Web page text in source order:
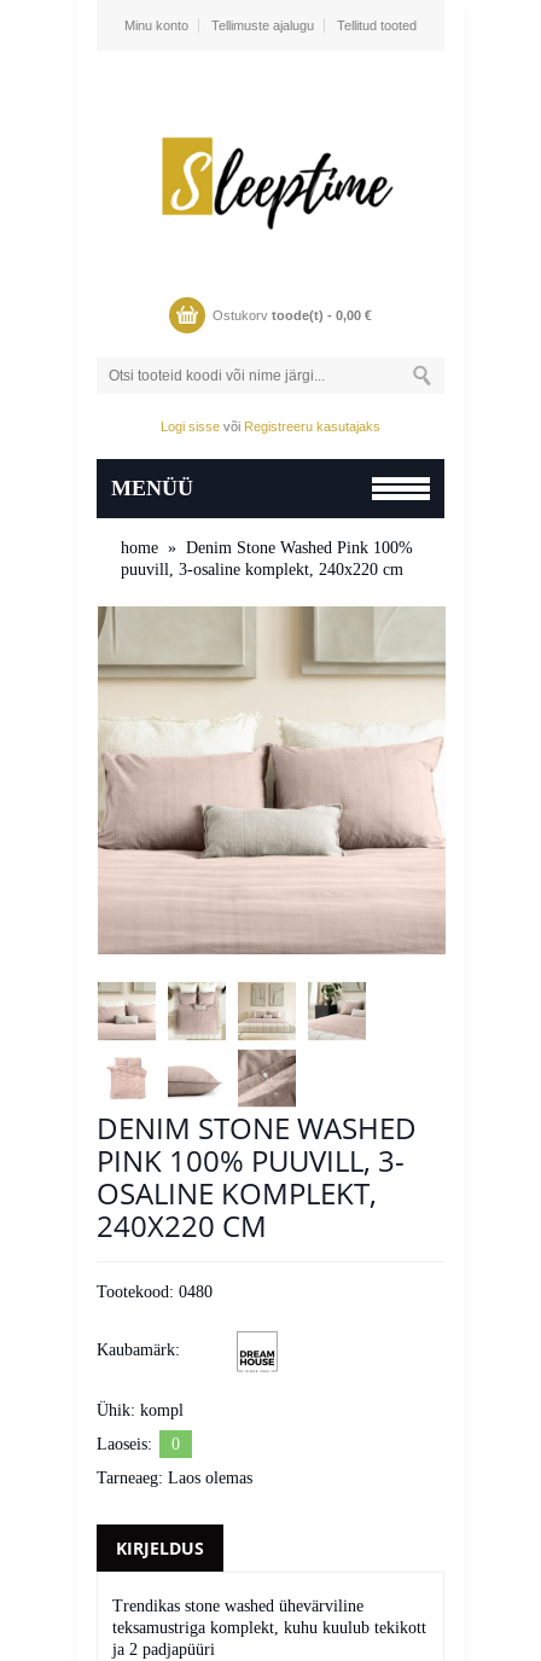
Minu konto Tellimuste ajalugu Tellitud tooted
Ostukorv toode(t) - 0,00 €
Logi sisse või Registreeru kasutajaks
MENÜÜ
home » Denim Stone Washed Pink 100%
puuvill, 3-osaline komplekt, 240x220 cm
DENIM STONE WASHED
PINK 100% PUUVILL, 3-
OSALINE KOMPLEKT,
240X220 CM
Tootekood: 0480
Kaubamärk:
Ühik: kompl
Laoseis:
0
Tarneaeg: Laos olemas
KIRJELDUS
Trendikas stone washed ühevärviline
teksamustriga komplekt, kuhu kuulub tekikott
ja 2 padjapüüri